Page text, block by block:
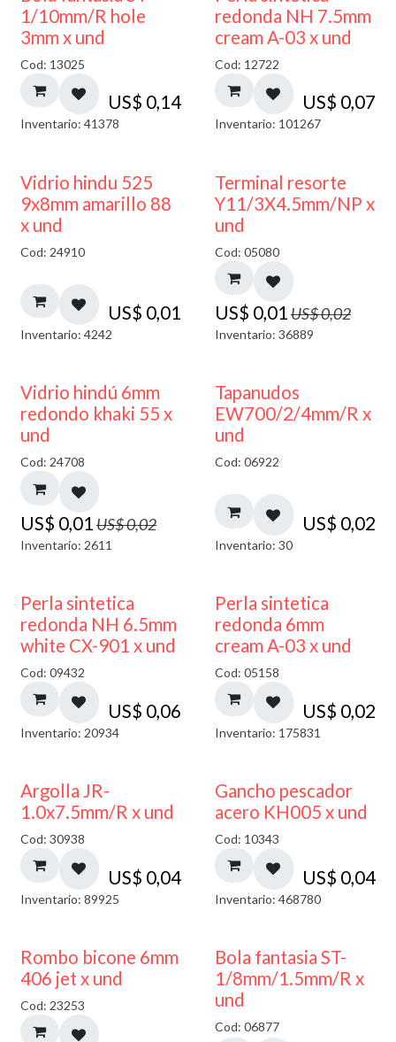
1/10mm/R hole
3mm x und
Cod: 13025
US$ 0,14
Inventario: 41378
redonda NH 7.5mm
cream A-03 x und
Cod: 12722
US$ 0,07
Inventario: 101267
40% DESCUENTO
Vidrio hindu 525
9x8mm amarillo 88
x und
Cod: 24910
US$ 0,01
Inventario: 4242
50% DESCUENTO
Terminal resorte
Y11/3X4.5mm/NP x
und
Cod: 05080
US$ 0,01US$0,02
Inventario: 36889
40% DESCUENTO
Vidrio hindú 6mm
redondo khaki 55 x
und
Cod: 24708
US$ 0,01 US$0,02
Inventario: 2611
Tapanudos
EW700/2/4mm/R x
und
Cod: 06922
US$ 0,02
Inventario: 30
Perla sintetica
redonda NH 6.5mm
white CX-901 x und
Cod: 09432
US$ 0,06
Inventario: 20934
Perla sintetica
redonda 6mm
cream A-03 x und
Cod: 05158
US$ 0,02
Inventario: 175831
Argolla JR-
1.0x7.5mm/R x und
Cod: 30938
US$ 0,04
Inventario: 89925
Gancho pescador
acero KH005 x und
Cod: 10343
US$ 0,04
Inventario: 468780
50% DESCUENTO
Rombo bicone 6mm
406 jet x und
Cod: 23253
Bola fantasia ST-
1/8mm/1.5mm/R x
und
Cod: 06877